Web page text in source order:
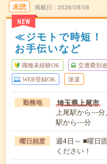
未読
NEW
掲載日 2026/08/08
≪ジモトで時短！
お手伝いなど
職種未経験OK 交通費別
WEB登録OK 派遣
勤務地 埼玉県上尾市
上尾駅から---
駅から---分
曜日頻度
週4日～ ■曜日
ください！